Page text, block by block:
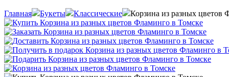
Главная Букеты Классические Корзина из разных цветов